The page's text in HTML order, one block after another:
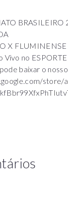
BRASILEIRO
X FLUMINENSE
Vivo no ESPORTE
baixar o
store/